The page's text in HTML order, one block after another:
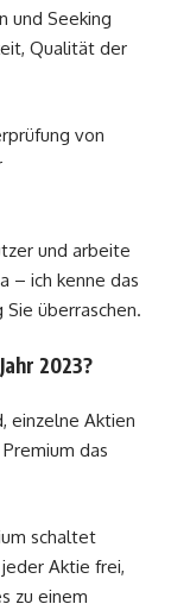
und Seeking
Qualität der
von
und arbeite
– ich kenne das
überraschen.
2023?
einzelne Aktien
das
schaltet
Aktie frei,
zu einem